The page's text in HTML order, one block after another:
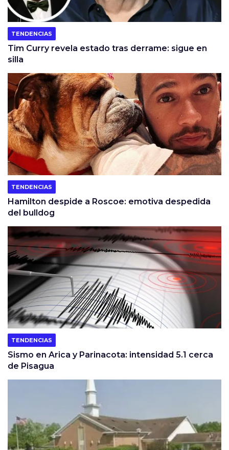
TENDENCIAS
Tim Curry revela estado tras derrame: sigue en
silla
TENDENCIAS
Hamilton despide a Roscoe: emotiva despedida
del bulldog
TENDENCIAS
Sismo en Arica y Parinacota: intensidad 5.1 cerca
de Pisagua